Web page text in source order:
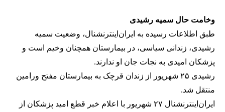
وخامت حال سمیه رشیدی
طبق اطلاعات رسیده به ایران‌اینترنشنال، وضعیت سمیه
رشیدی، زندانی سیاسی، در بیمارستان همچنان وخیم است و
پزشکان امیدی به نجات جان او ندارند.
رشیدی ۲۵ شهریور از زندان قرچک به بیمارستان مفتح ورامین
منتقل شد.
ایران‌اینترنشنال ۲۷ شهریور با اعلام خبر قطع امید پزشکان از